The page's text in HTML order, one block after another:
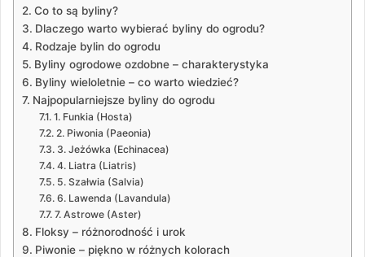
Co to są byliny?
Dlaczego warto wybierać byliny do ogrodu?
Rodzaje bylin do ogrodu
Byliny ogrodowe ozdobne – charakterystyka
Byliny wieloletnie – co warto wiedzieć?
Najpopularniejsze byliny do ogrodu
1. Funkia (Hosta)
2. Piwonia (Paeonia)
3. Jeżówka (Echinacea)
4. Liatra (Liatris)
5. Szałwia (Salvia)
6. Lawenda (Lavandula)
7. Astrowe (Aster)
Floksy – różnorodność i urok
Piwonie – piękno w różnych kolorach